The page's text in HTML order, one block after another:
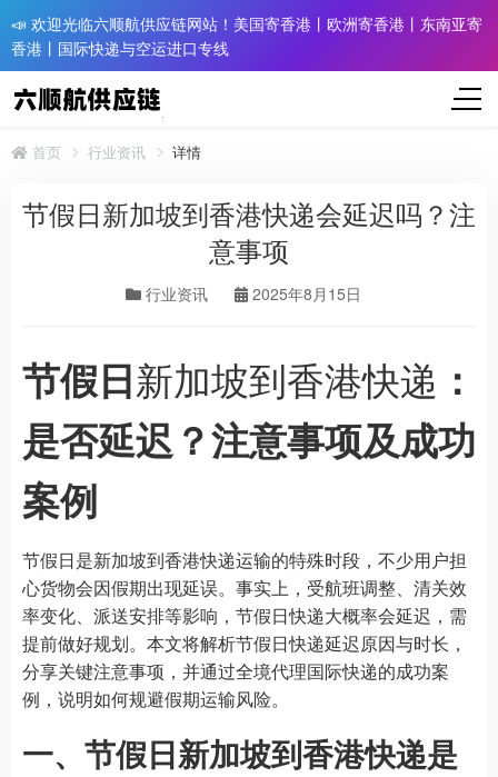
📣 欢迎光临六顺航供应链网站！美国寄香港丨欧洲寄香港丨东南亚寄
香港丨国际快递与空运进口专线
首页 行业资讯 详情
节假日新加坡到香港快递会延迟吗？注
意事项
行业资讯 2025年8月15日
节假日新加坡到香港快递 ：
是否延迟？注意事项及成功
案例
节假日是新加坡到香港快递运输的特殊时段，不少用户担
心货物会因假期出现延误。事实上，受航班调整、清关效
率变化、派送安排等影响，节假日快递大概率会延迟，需
提前做好规划。本文将解析节假日快递延迟原因与时长，
分享关键注意事项，并通过全境代理国际快递的成功案
例，说明如何规避假期运输风险。
一、节假日新加坡到香港快递是